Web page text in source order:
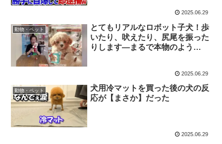
2025.06.29
動物・ペット
とてもリアルなロボット子犬！歩
いたり、吠えたり、尻尾を振った
りします—まるで本物のよう
2025.06.29
動物・ペット
犬用冷マットを買った後の犬の反
応が【まさか】だった
2025.06.29